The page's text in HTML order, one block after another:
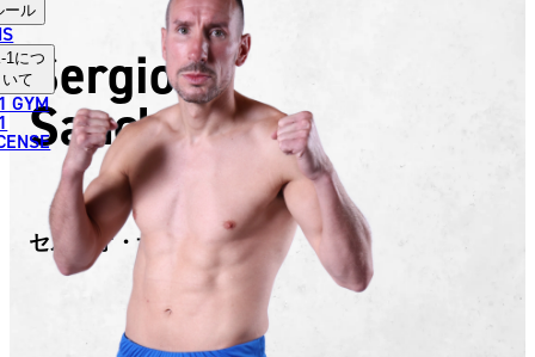
中文（简体）
中文（繁體）
ไทย
ール
1につ
いて
GYMSergio
Sanchez
セルヒオ・サンチェス